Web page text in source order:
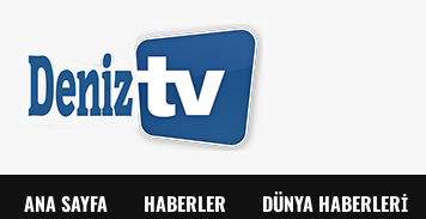
ANA SAYFA HABERLER DÜNYA HABERLERI